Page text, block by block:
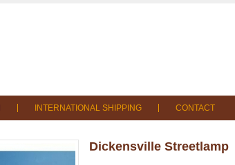
INTERNATIONAL SHIPPING CONTACT
Dickensville Streetlamp